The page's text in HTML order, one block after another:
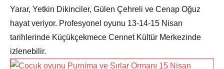
Yarar, Yetkin Dikinciler, Gülen Çehreli ve Cenap Oğuz
hayat veriyor. Profesyonel oyunu 13-14-15 Nisan
tarihlerinde Küçükçekmece Cennet Kültür Merkezinde
izlenebilir.